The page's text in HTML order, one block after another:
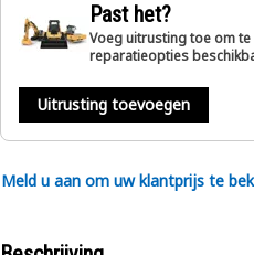
Past het?
Voeg uitrusting toe om
reparatieopties
Uitrusting toevoegen
Meld u aan om uw klantprijs te